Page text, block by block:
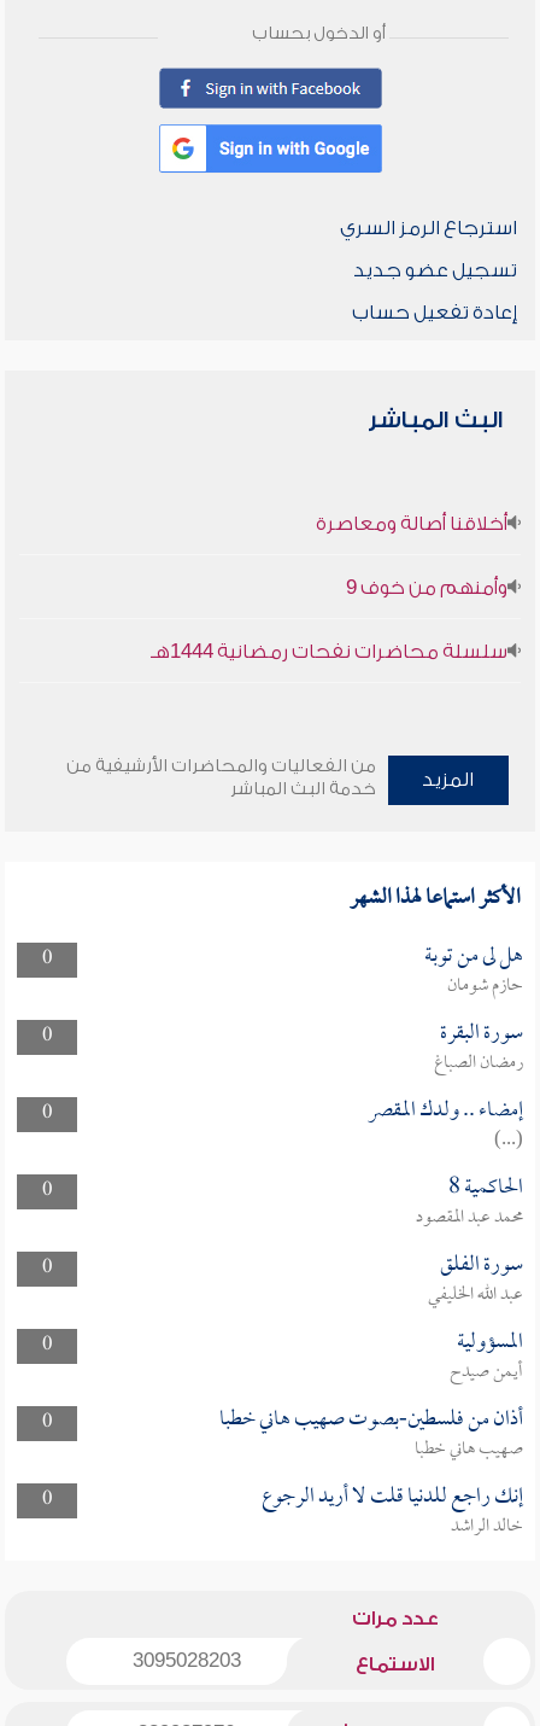
أو الدخول بحساب
استرجاع الرمز السري
تسجيل عضو جديد
إعادة تفعيل حساب
البث المباشر
أخلاقنا أصالة ومعاصرة
وأمنهم من خوف 9
سلسلة محاضرات نفحات رمضانية 1444هـ
المزيد
من الفعاليات والمحاضرات الأرشيفية من
خدمة البث المباشر
الأكثر استماعا لهذا الشهر
0 هل لى من توبة
حازم شومان
0
سورة البقرة
رمضان الصباغ
0
إمضاء .. ولدك المقصر
(...)
0
الحاكمية 8
محمد عبد المقصود
0
سورة الفلق
عبد الله الخليفي
0
المسؤولية
أيمن صيدح
0
أذان من فلسطين-بصوت صهيب هاني خطبا
صهيب هاني خطبا
0
إنك راجع للدنيا قلت لا أريد الرجوع
خالد الراشد
عدد مرات
الاستماع 3095028203